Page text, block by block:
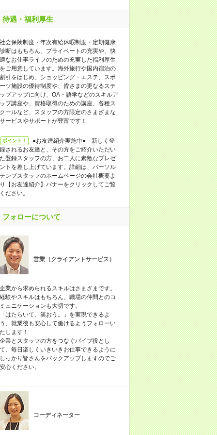
待遇・福利厚生
会保険制度・年次有給休暇制度・定期健康
断はもちろん、プライベートの充実や、快
なお仕事ライフのための充実した福利厚生
ご用意しています。海外旅行や国内宿泊の
引をはじめ、ショッピング・エステ、スポ
ツ施設の優待制度や、皆さまの更なるステ
プアップに向け、OA・語学などのスキルア
プ講座や、資格取得のための講座、各種ス
ールなど、スタッフの方限定のさまざまな
ービスやサポートが豊富です！
ポイント！
●お友達紹介実施中● 新しく登
されるお友達と、その方をご紹介いただい
登録スタッフの方、お二人に素敵なプレゼ
トを差し上げています。詳細は、パーソル
ンプスタッフのホームページの会社概要よ
【お友達紹介】バナーをクリックしてご覧
ださい。
フォローについて
営業（クライアントサービス）
業から求められるスキルはさまざまです。
験やスキルはもちろん、職場の仲間とのコ
ュニケーションも大切です。
はたらいて、笑おう。」を実現できるよ
、就業後も安心して働けるようフォローい
します！
業とスタッフの方をつなぐパイプ役とし
、毎日楽しくいきいきお仕事できるように
っかり皆さんをバックアップしますのでご
心ください。
コーディネーター